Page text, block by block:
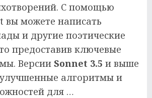
С помощью
вы можете написать
и другие поэтические
предоставив ключевые
Версии Sonnet 3.5 и выше
алгоритмы и
для …